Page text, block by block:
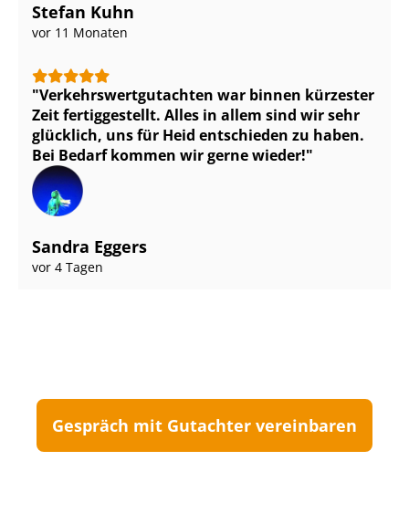
Stefan Kuhn
vor 11 Monaten
Ver­kehrs­wert­gut­ach­ten war binnen kürzester
Zeit fertiggestellt. Alles in allem sind wir sehr
glücklich, uns für Heid entschieden zu haben.
Bei Bedarf kommen wir gerne wieder!
Sandra Eggers
vor 4 Tagen
Gespräch mit Gutachter vereinbaren